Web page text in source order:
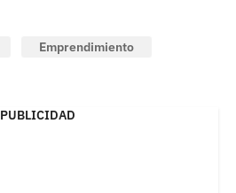
Emprendimiento
PUBLICIDAD